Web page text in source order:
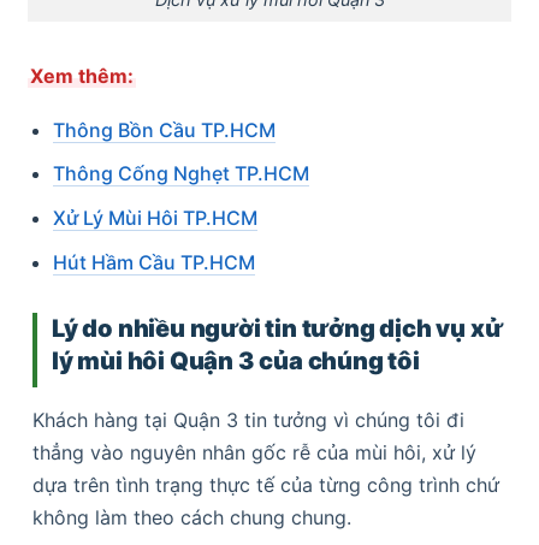
Xem thêm:
Thông Bồn Cầu TP.HCM
Thông Cống Nghẹt TP.HCM
Xử Lý Mùi Hôi TP.HCM
Hút Hầm Cầu TP.HCM
Lý do nhiều người tin tưởng dịch vụ xử
lý mùi hôi Quận 3 của chúng tôi
Khách hàng tại Quận 3 tin tưởng vì chúng tôi đi
thẳng vào nguyên nhân gốc rễ của mùi hôi, xử lý
dựa trên tình trạng thực tế của từng công trình chứ
không làm theo cách chung chung.